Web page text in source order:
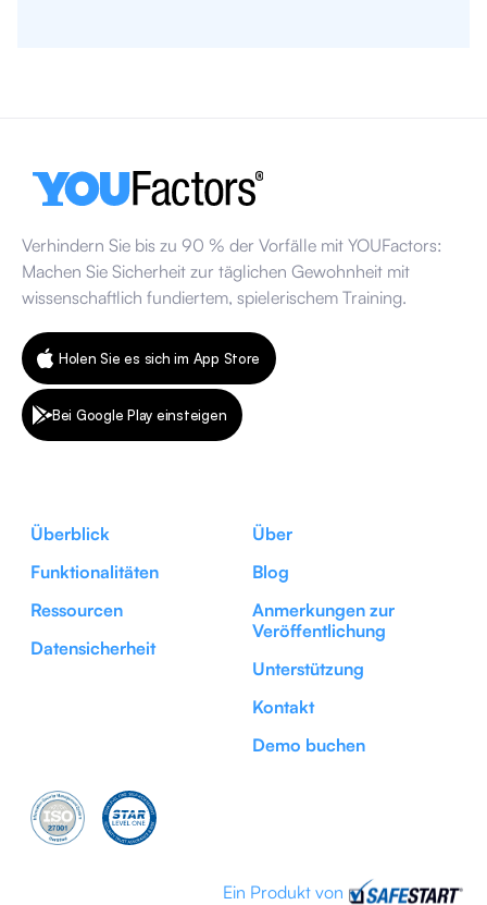
Verhindern Sie bis zu 90 % der Vorfälle mit YOUFactors:
Machen Sie Sicherheit zur täglichen Gewohnheit mit
wissenschaftlich fundiertem, spielerischem Training.
Holen Sie es sich im App Store
Bei Google Play einsteigen
Überblick
Funktionalitäten
Ressourcen
Datensicherheit
Über
Blog
Anmerkungen zur
Veröffentlichung
Unterstützung
Kontakt
Demo buchen
Ein Produkt von